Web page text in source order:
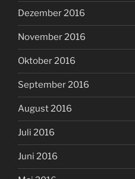
Dezember 2016
November 2016
Oktober 2016
September 2016
August 2016
Juli 2016
Juni 2016